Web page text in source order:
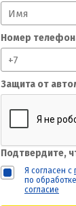
Номер
Защита от
Подтвердите,
Я согласен с
по
согласие